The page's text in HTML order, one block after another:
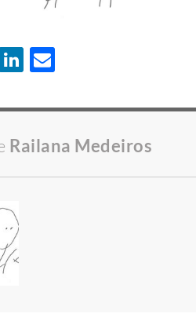
Railana Medeiros